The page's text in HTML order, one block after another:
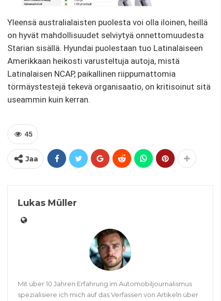
Yleensä australialaisten puolesta voi olla iloinen, heillä
on hyvät mahdollisuudet selviytyä onnettomuudesta
Starian sisällä. Hyundai puolestaan ​​tuo Latinalaiseen
Amerikkaan heikosti varusteltuja autoja, mistä
Latinalaisen NCAP, paikallinen riippumattomia
törmäystestejä tekevä organisaatio, on kritisoinut sitä
useammin kuin kerran.
45
Jaa
Lukas Müller
Mit über 10 Jahren Erfahrung im Automobiljournalismus
spezialisiere ich mich auf das Verfassen von Artikeln über